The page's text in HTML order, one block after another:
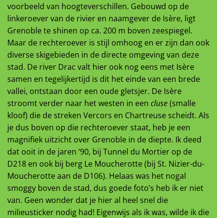
voorbeeld van hoogteverschillen. Gebouwd op de
linkeroever van de rivier en naamgever de Isère, ligt
Grenoble te shinen op ca. 200 m boven zeespiegel.
Maar de rechteroever is stijl omhoog en er zijn dan ook
diverse skigebieden in de directe omgeving van deze
stad. De river Drac valt hier ook nog eens met Isère
samen en tegelijkertijd is dit het einde van een brede
vallei, ontstaan door een oude gletsjer. De Isère
stroomt verder naar het westen in een cluse(smalle
kloof) die de streken Vercors en Chartreuse scheidt. Als
je dus boven op die rechteroever staat, heb je een
magnifiek uitzicht over Grenoble in de diepte. Ik deed
dat ooit in de jaren ‘90, bij Tunnel du Mortier op de
D218 en ook bij berg Le Moucherotte (bij St. Nizier-du-
Moucherotte aan de D106). Helaas was het nogal
smoggy boven de stad, dus goede foto’s heb ik er niet
van. Geen wonder dat je hier al heel snel die
milieusticker nodig had! Eigenwijs als ik was, wilde ik die